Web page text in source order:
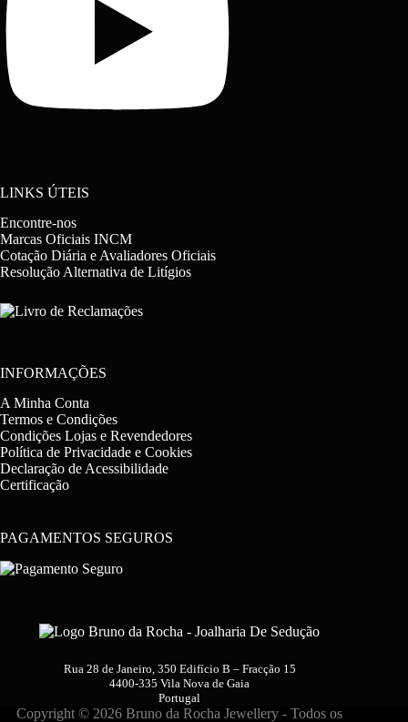
LINKS ÚTEIS
Encontre-nos
Marcas Oficiais INCM
Cotação Diária e Avaliadores Oficiais
Resolução Alternativa de Litígios
INFORMAÇÕES
A Minha Conta
Termos e Condições
Condições Lojas e Revendedores
Política de Privacidade e Cookies
Declaração de Acessibilidade
Certificação
PAGAMENTOS SEGUROS
Rua 28 de Janeiro, 350 Edifício B – Fracção 15
4400-335 Vila Nova de Gaia
Portugal
Copyright © 2026 Bruno da Rocha Jewellery - Todos os